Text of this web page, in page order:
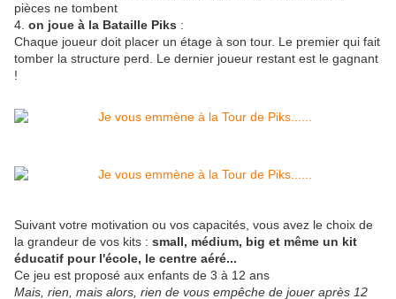
pièces ne tombent
4. on joue à la Bataille Piks :
Chaque joueur doit placer un étage à son tour. Le premier qui fait
tomber la structure perd. Le dernier joueur restant est le gagnant
!
Suivant votre motivation ou vos capacités, vous avez le choix de
la grandeur de vos kits : small, médium, big et même un kit
éducatif pour l'école, le centre aéré...
Ce jeu est proposé aux enfants de 3 à 12 ans
Mais, rien, mais alors, rien de vous empêche de jouer après 12